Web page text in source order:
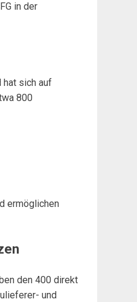
in der
hat sich auf
800
ermöglichen
den 400 direkt
und